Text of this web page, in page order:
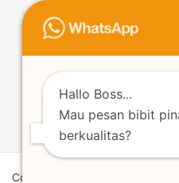
Potensi Berkebun Pinang
Kopi Liberika
Budidaya Kopi Liberika
Tips Berkebun Kopi
Copyright © 2026 | Powered
Hallo Boss...
Mau pesan bibit
berkualitas?